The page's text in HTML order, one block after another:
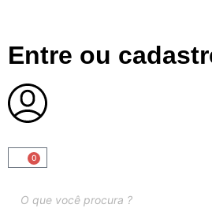
0
Entre ou